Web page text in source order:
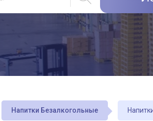
Напитки Безалкогольные